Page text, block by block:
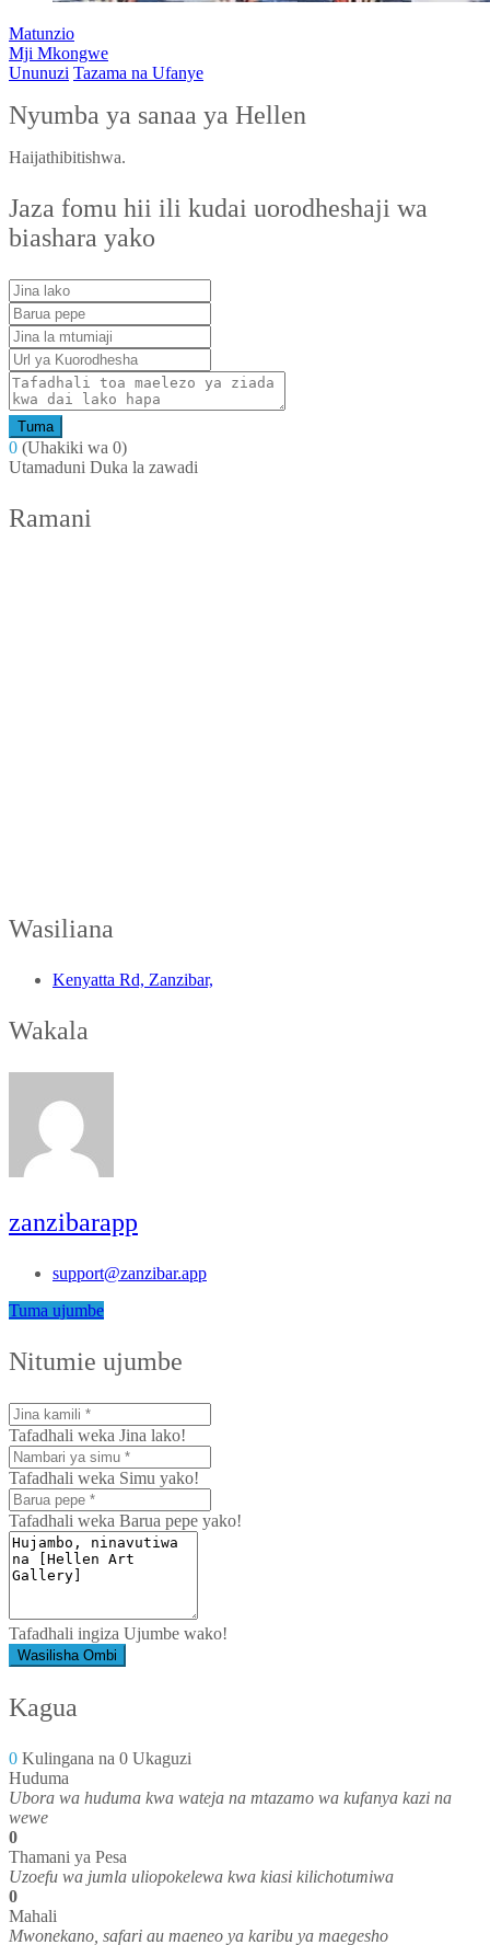
Matunzio
Mji Mkongwe
Ununuzi Tazama na Ufanye
Nyumba ya sanaa ya Hellen
Haijathibitishwa.
Jaza fomu hii ili kudai uorodheshaji wa
biashara yako
Tuma
0 (Uhakiki wa 0)
Utamaduni Duka la zawadi
Ramani
Wasiliana
Kenyatta Rd, Zanzibar,
Wakala
zanzibarapp
support@zanzibar.app
Tuma ujumbe
Nitumie ujumbe
Tafadhali weka Jina lako!
Tafadhali weka Simu yako!
Tafadhali weka Barua pepe yako!
Tafadhali ingiza Ujumbe wako!
Wasilisha Ombi
Kagua
0 Kulingana na 0 Ukaguzi
Huduma
Ubora wa huduma kwa wateja na mtazamo wa kufanya kazi na
wewe
0
Thamani ya Pesa
Uzoefu wa jumla uliopokelewa kwa kiasi kilichotumiwa
0
Mahali
Mwonekano, safari au maeneo ya karibu ya maegesho